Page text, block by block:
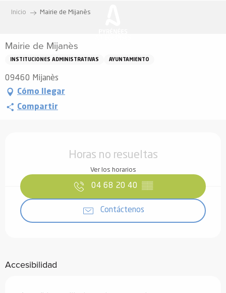
principal
Inicio Mairie de Mijanès
Mairie de Mijanès
INSTITUCIONES ADMINISTRATIVAS AYUNTAMIENTO
09460 Mijanès
Cómo llegar
Compartir
Horas no resueltas
Ver los horarios
04 68 20 40 ▒▒
Contáctenos
Accesibilidad